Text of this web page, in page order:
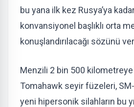
bu yana ilk kez Rusya’ya
konvansiyonel başlıklı orta
konuşlandırılacağı sözünü
Menzili 2 bin 500 kilometreye
Tomahawk seyir füzeleri,
yeni hipersonik silahların bu yıl